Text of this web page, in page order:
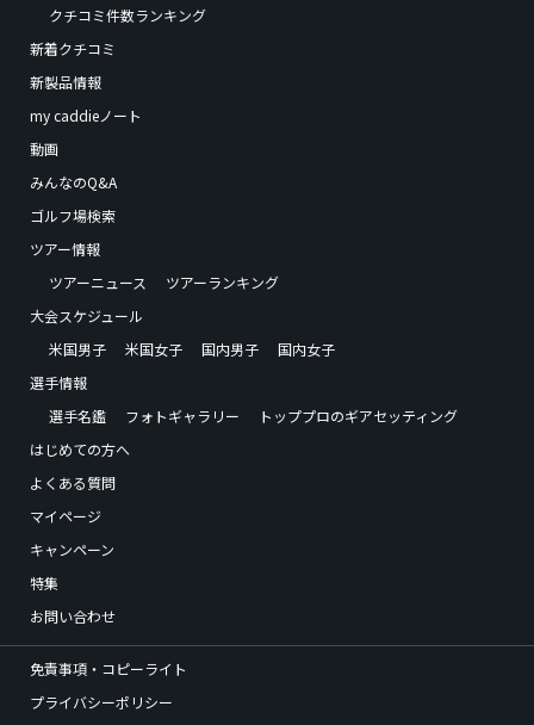
クチコミ件数ランキング
新着クチコミ
新製品情報
my caddieノート
動画
みんなのQ&A
ゴルフ場検索
ツアー情報
ツアーニュース
ツアーランキング
大会スケジュール
米国男子
米国女子 国内男子
国内女子
選手情報
選手名鑑
フォトギャラリー
トッププロのギアセッティング
はじめての方へ
よくある質問
マイページ
キャンペーン
特集
お問い合わせ
免責事項・コピーライト
プライバシーポリシー